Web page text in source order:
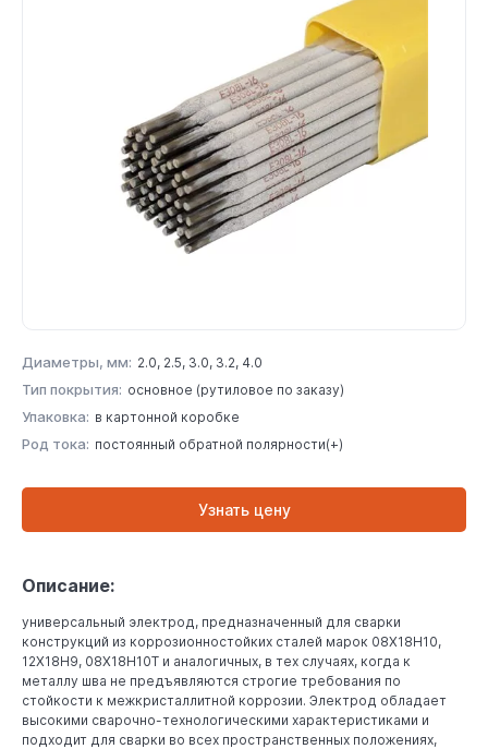
Диаметры, мм: 2.0, 2.5, 3.0, 3.2, 4.0
Тип покрытия: основное (рутиловое по заказу)
Упаковка: в картонной коробке
Род тока: постоянный обратной полярности(+)
Узнать цену
Описание:
универсальный электрод, предназначенный для сварки
конструкций из коррозионностойких сталей марок 08Х18Н10,
12Х18Н9, 08Х18Н10Т и аналогичных, в тех случаях, когда к
металлу шва не предъявляются строгие требования по
стойкости к межкристаллитной коррозии. Электрод обладает
высокими сварочно-технологическими характеристиками и
подходит для сварки во всех пространственных положениях,